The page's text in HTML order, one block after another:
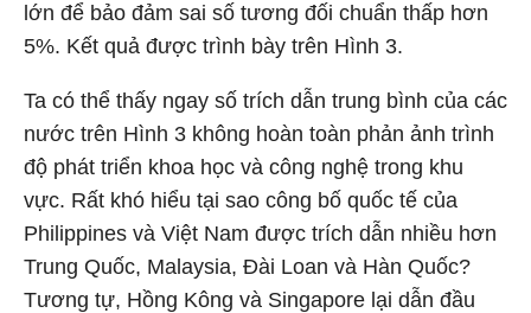
lớn để bảo đảm sai số tương đối chuẩn thấp hơn
5%. Kết quả được trình bày trên Hình 3.
Ta có thể thấy ngay số trích dẫn trung bình của các
nước trên Hình 3 không hoàn toàn phản ảnh trình
độ phát triển khoa học và công nghệ trong khu
vực. Rất khó hiểu tại sao công bố quốc tế của
Philippines và Việt Nam được trích dẫn nhiều hơn
Trung Quốc, Malaysia, Đài Loan và Hàn Quốc?
Tương tự, Hồng Kông và Singapore lại dẫn đầu